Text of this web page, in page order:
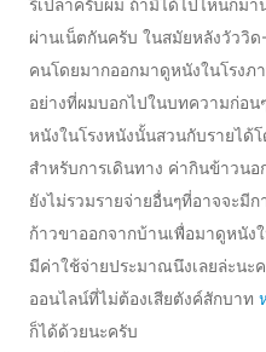
รึเปล่าครับผม ถ้ามิได้ไปไหนก็มา
ผ่านเน็ตกันครับ ในสมัยหลังวัววิด
คนโดยมากออกมาดูหนังในโรงภ
อย่างที่ผมบอกไปในบทความก่อน
หนังในโรงหนังนั้นสวนกับรายได้
สำหรับการเดินทาง ค่ากินข้าวนอ
ยังไม่รวมรายจ่ายอื่นๆที่อาจจะมี
ก้าวขาออกจากบ้านเพื่อมาดูหนัง
มีค่าใช้จ่ายประมาณนึงเลยล่ะนะ
ออนไลน์ที่ไม่ต้องเสียตังค์สักบาท
ก็ได้ด้วยนะครับ